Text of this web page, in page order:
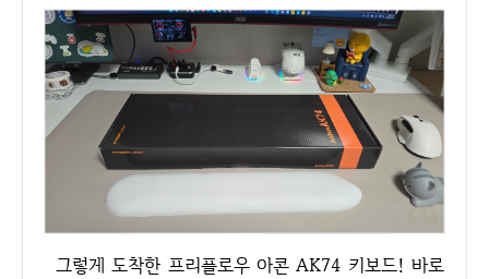
그렇게 도착한 프리플로우 아콘 AK74 키보드! 바로